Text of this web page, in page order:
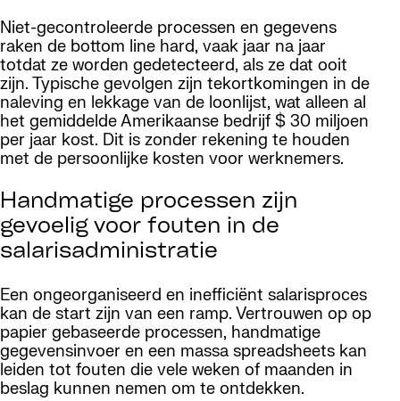
Niet-gecontroleerde processen en gegevens
raken de bottom line hard, vaak jaar na jaar
totdat ze worden gedetecteerd, als ze dat ooit
zijn. Typische gevolgen zijn tekortkomingen in de
naleving en lekkage van de loonlijst, wat alleen al
het gemiddelde Amerikaanse bedrijf $ 30 miljoen
per jaar kost. Dit is zonder rekening te houden
met de persoonlijke kosten voor werknemers.
Handmatige processen zijn
gevoelig voor fouten in de
salarisadministratie
Een ongeorganiseerd en inefficiënt salarisproces
kan de start zijn van een ramp. Vertrouwen op op
papier gebaseerde processen, handmatige
gegevensinvoer en een massa spreadsheets kan
leiden tot fouten die vele weken of maanden in
beslag kunnen nemen om te ontdekken.